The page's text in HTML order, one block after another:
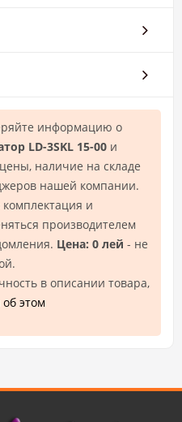
информацию о
LD-3SKL 15-00 и
наличие на складе
нашей компании.
и
производителем
Цена: 0 лей - не
в описании товара,
этом